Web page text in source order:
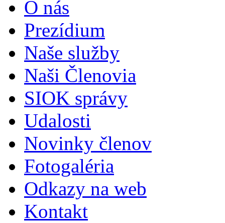
O nás
Prezídium
Naše služby
Naši Členovia
SIOK správy
Udalosti
Novinky členov
Fotogaléria
Odkazy na web
Kontakt